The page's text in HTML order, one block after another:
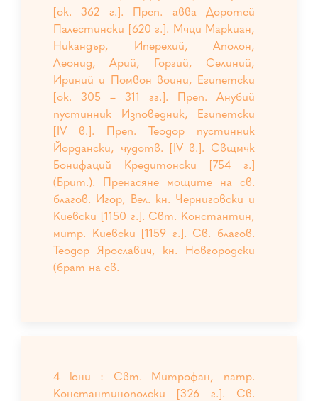
[ок. 362 г.]. Преп. авва Доротей
Палестински [620 г.]. Мчци Маркиан,
Никандър, Иперехий, Аполон,
Леонид, Арий, Горгий, Селиний,
Ириний и Помвон воини, Египетски
[ок. 305 – 311 гг.]. Преп. Анубий
пустинник Изповедник, Египетски
[IV в.]. Преп. Теодор пустинник
Йордански, чудотв. [IV в.]. Свщмчк
Бонифаций Кредитонски [754 г.]
(Брит.). Пренасяне мощите на св.
благов. Игор, Вел. кн. Черниговски и
Киевски [1150 г.]. Свт. Константин,
митр. Киевски [1159 г.]. Св. благов.
Теодор Ярославич, кн. Новгородски
(брат на св.
4 юни : Свт. Митрофан, патр.
Константинополски [326 г.]. Св.